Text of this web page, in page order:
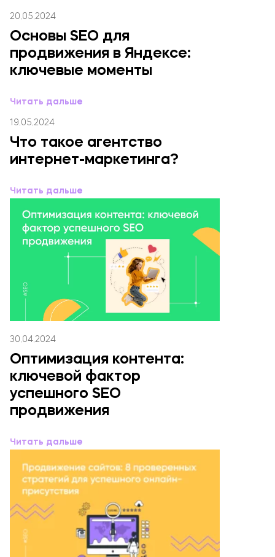
20.05.2024
Основы SEO для
продвижения в Яндексе:
ключевые моменты
Читать дальше
19.05.2024
Что такое агентство
интернет-маркетинга?
Читать дальше
30.04.2024
Оптимизация контента:
ключевой фактор
успешного SEO
продвижения
Читать дальше
ОТПРАВИТЬ
Нажимая кнопку, я соглашаюсь на обработку
данных